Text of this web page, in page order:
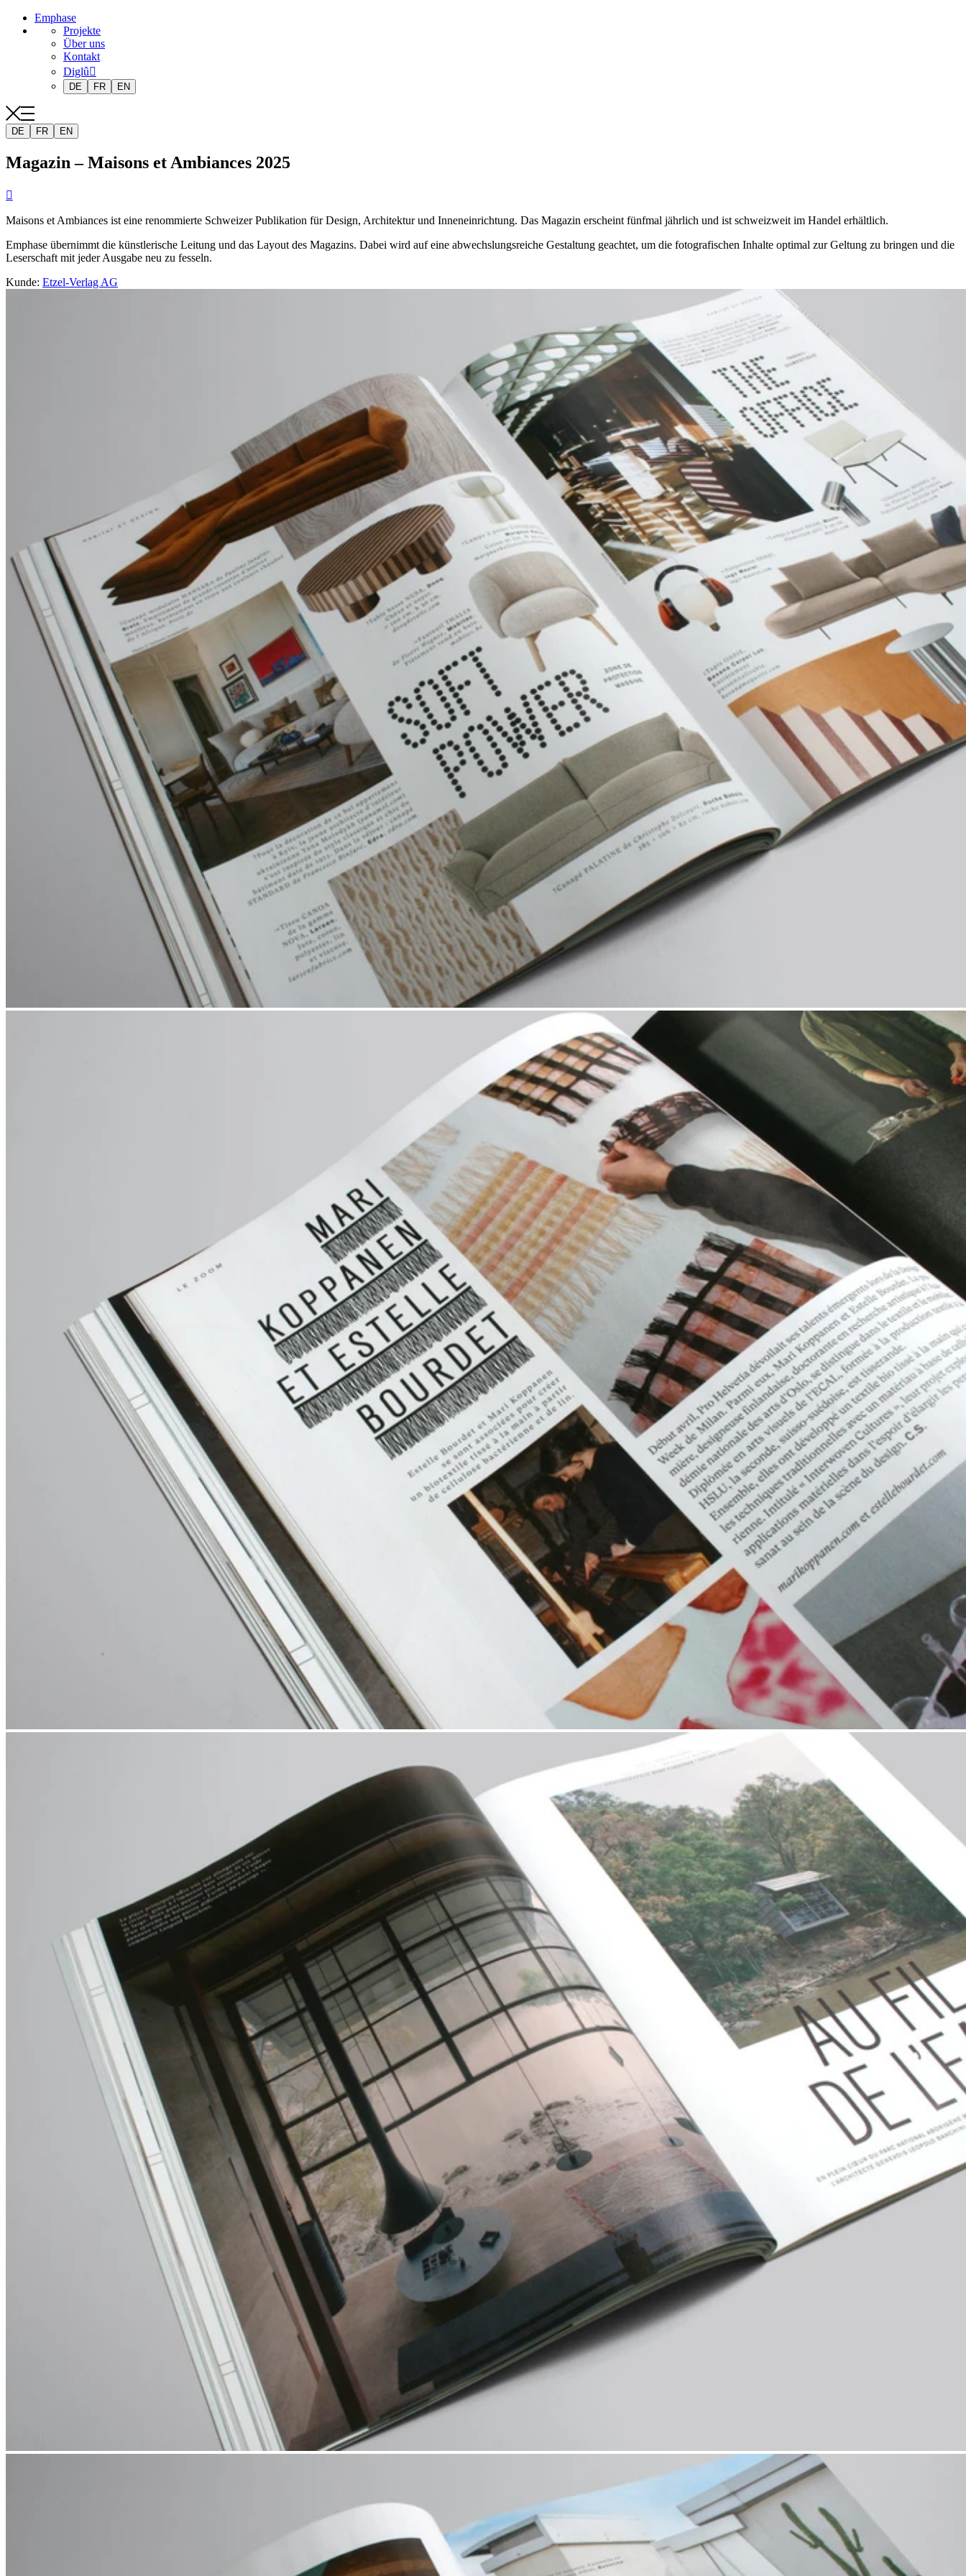
Emphase
Projekte
Über uns
Kontakt
Diglû
DE FR EN
DE FR EN
Magazin – Maisons et Ambiances 2025

Maisons et Ambiances ist eine renommierte Schweizer Publikation für Design, Architektur und Inneneinrichtung. Das Magazin erscheint fünfmal jährlich und ist schweizweit im Handel erhältlich.
Emphase übernimmt die künstlerische Leitung und das Layout des Magazins. Dabei wird auf eine abwechslungsreiche Gestaltung geachtet, um die fotografischen Inhalte optimal zur Geltung zu bringen und die
Leserschaft mit jeder Ausgabe neu zu fesseln.
Kunde: Etzel-Verlag AG